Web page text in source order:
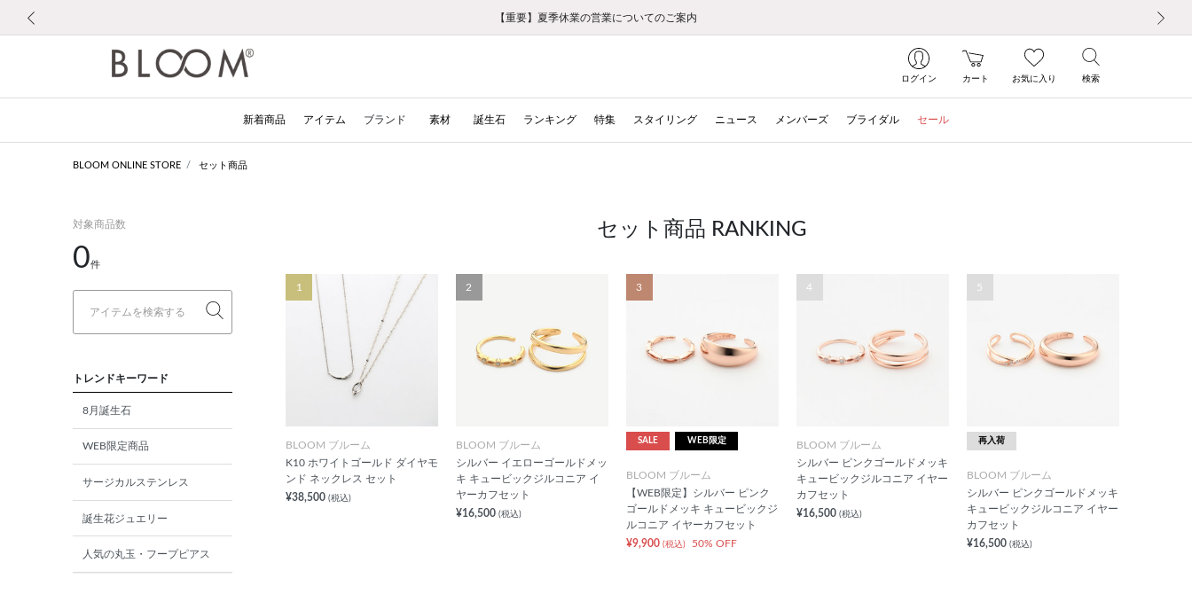
お修理・アフターサービスのご案内
【重要】令和８年熊本地震に伴う集配への影響について
【重要】ギフトラッピング料金改定および仕様変更のお知らせ
【重要】夏季休業の営業についてのご案内
税込5,500円以上で送料無料｜最短24時間以内に発送
新規会員登録で1000ポイントプレゼント！
新規LINE友だち登録で500円クーポンプレゼント
会員限定！レビュー投稿で100ポイントプレゼント
お修理・アフターサービスのご案内
【重要】令和８年熊本地震に伴う集配への影響について
ログイン カート お気に入り 検索
新着商品 アイテム ブランド 素材 誕生石 ランキング 特集 スタイリング ニュース メンバーズ ブライダル セール
BLOOM ONLINE STORE セット商品
対象商品数
0件
トレンドキーワード
8月誕生石
WEB限定商品
サージカルステンレス
誕生花ジュエリー
人気の丸玉・フープピアス
セット商品 RANKING
1
BLOOM ブルーム
K10 ホワイトゴールド ダイヤモ
ンド ネックレス セット
¥38,500 (税込)
2
BLOOM ブルーム
シルバー イエローゴールドメッ
キ キュービックジルコニア イ
ヤーカフセット
¥16,500 (税込)
3
SALE WEB限定
BLOOM ブルーム
【WEB限定】シルバー ピンク
ゴールドメッキ キュービックジ
ルコニア イヤーカフセット
¥9,900 (税込) 50% OFF
4
BLOOM ブルーム
シルバー ピンクゴールドメッキ
キュービックジルコニア イヤー
カフセット
¥16,500 (税込)
5
再入荷
BLOOM ブルーム
シルバー ピンクゴールドメッキ
キュービックジルコニア イヤー
カフセット
¥16,500 (税込)